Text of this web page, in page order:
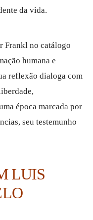
da vida.
Frankl no catálogo
humana e
reflexão dialoga com
época marcada por
seu testemunho
LUIS